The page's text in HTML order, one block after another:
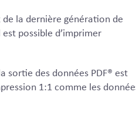
la dernière génération de
est possible d’imprimer
sortie des données PDF® est
1:1 comme les